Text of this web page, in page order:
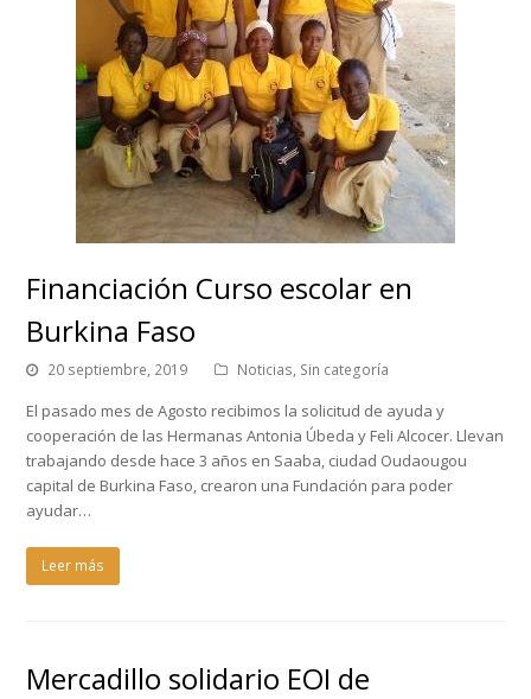
Financiación Curso escolar en
Burkina Faso
20 septiembre, 2019 Noticias, Sin categoría
El pasado mes de Agosto recibimos la solicitud de ayuda y
cooperación de las Hermanas Antonia Úbeda y Feli Alcocer. Llevan
trabajando desde hace 3 años en Saaba, ciudad Oudaougou
capital de Burkina Faso, crearon una Fundación para poder
ayudar…
Leer más
Mercadillo solidario EOI de